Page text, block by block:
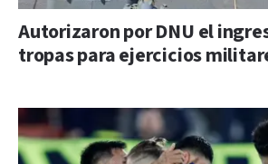
Autorizaron por DNU el
tropas para ejercicios